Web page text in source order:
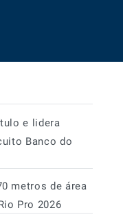
e lidera
Banco do
metros de área
Pro 2026